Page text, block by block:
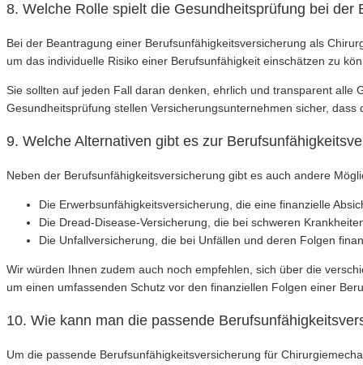
8. Welche Rolle spielt die Gesundheitsprüfung bei
Bei der Beantragung einer Berufsunfähigkeitsversicherung als
um das individuelle Risiko einer Berufsunfähigkeit einschätzen zu
Sie sollten auf jeden Fall daran denken, ehrlich und transparent
Gesundheitsprüfung stellen Versicherungsunternehmen sicher,
9. Welche Alternativen gibt es zur
Neben der Berufsunfähigkeitsversicherung gibt es auch andere
Die Erwerbsunfähigkeitsversicherung, die eine finanzielle
Die Dread-Disease-Versicherung, die bei schweren
Die Unfallversicherung, die bei Unfällen und deren Folgen
Wir würden Ihnen zudem auch noch empfehlen, sich über die
um einen umfassenden Schutz vor den finanziellen Folgen einer
10. Wie kann man die passende
Um die passende Berufsunfähigkeitsversicherung für